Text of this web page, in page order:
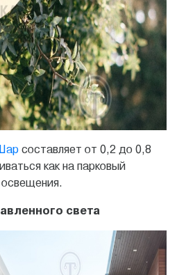
составляет от 0,2 до 0,8
как на парковый
освещения.
света